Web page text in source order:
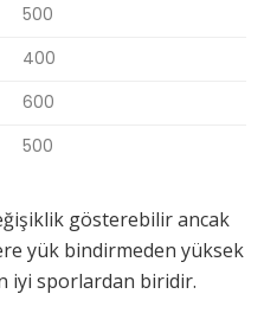
500
400
600
500
gösterebilir ancak
yük bindirmeden yüksek
iyi sporlardan biridir.